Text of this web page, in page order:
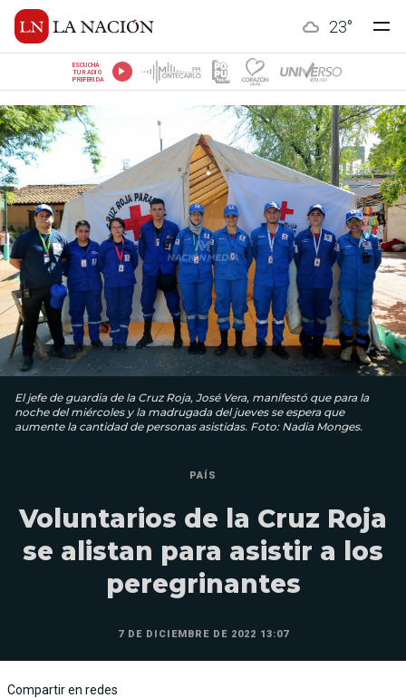
23°
ESCUCHÁ
TU RADIO
PREFERIDA
El jefe de guardia de la Cruz Roja, José Vera, manifestó que para la
noche del miércoles y la madrugada del jueves se espera que
aumente la cantidad de personas asistidas. Foto: Nadia Monges.
PAÍS
Voluntarios de la Cruz Roja
se alistan para asistir a los
peregrinantes
7 DE DICIEMBRE DE 2022 13:07
Compartir en redes